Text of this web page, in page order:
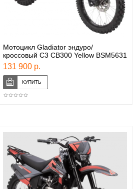
Мотоцикл Gladiator эндуро/
кроссовый C3 CB300 Yellow BSM5631
131 900 р.